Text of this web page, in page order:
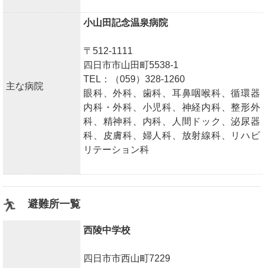
主な病院
小山田記念温泉病院
〒512-1111
四日市市山田町5538-1
TEL：（059）328-1260
眼科、外科、歯科、耳鼻咽喉科、循環器
内科・外科、小児科、神経内科、整形外
科、精神科、内科、人間ドック、泌尿器
科、皮膚科、婦人科、放射線科、リハビ
リテーション科
避難所一覧
西陵中学校
四日市市西山町7229